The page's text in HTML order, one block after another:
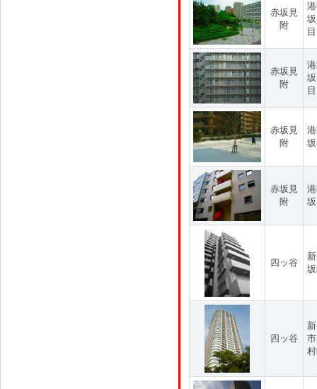
赤坂見
附
目
赤坂見
附
目
赤坂見
附
赤坂見
附
四ッ谷
四ッ谷